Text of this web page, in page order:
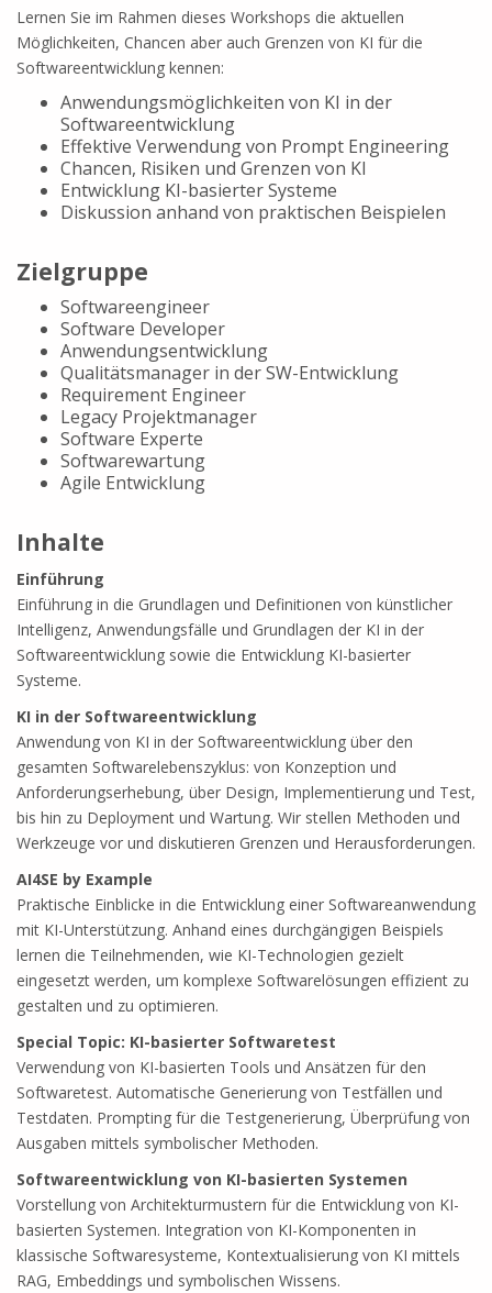
Lernen Sie im Rahmen dieses Workshops die aktuellen
Möglichkeiten, Chancen aber auch Grenzen von KI für die
Softwareentwicklung kennen:
Anwendungsmöglichkeiten von KI in der
Softwareentwicklung
Effektive Verwendung von Prompt Enginee­ring
Chancen, Risiken und Grenzen von KI
Entwicklung KI-basierter Systeme
Diskussion anhand von praktischen Beispielen
Zielgruppe
Softwareengineer
Software Developer
Anwendungsentwicklung
Qualitätsmanager in der SW-Entwicklung
Requirement Engineer
Legacy Projektmanager
Software Experte
Softwarewartung
Agile Entwicklung
Inhalte
Einführung
Einführung in die Grundlagen und Definitionen von künstlicher
Intelligenz, Anwendungsfälle und Grundlagen der KI in der
Softwareentwicklung sowie die Entwicklung KI-basierter
Systeme.
KI in der Softwareentwicklung
Anwendung von KI in der Softwareentwicklung über den
gesamten Softwarelebenszyklus: von Konzeption und
Anforderungserhebung, über Design, Implementierung und Test,
bis hin zu Deployment und Wartung. Wir stellen Methoden und
Werkzeuge vor und diskutieren Grenzen und Herausforderungen.
AI4SE by Example
Praktische Einblicke in die Entwicklung einer Softwareanwendung
mit KI-Unterstützung. Anhand eines durchgängigen Beispiels
lernen die Teilnehmenden, wie KI-Technologien gezielt
eingesetzt werden, um komplexe Softwarelösungen effizient zu
gestalten und zu optimieren.
Special Topic: KI-basierter Softwaretest
Verwendung von KI-basierten Tools und Ansätzen für den
Softwaretest. Automatische Generierung von Testfällen und
Testdaten. Prompting für die Testgenerierung, Überprüfung von
Ausgaben mittels symbolischer Methoden.
Softwareentwicklung von KI-basierten Systemen
Vorstellung von Architekturmustern für die Entwicklung von KI-
basierten Systemen. Integration von KI-Komponenten in
klassische Softwaresysteme, Kontextualisierung von KI mittels
RAG, Embeddings und symbolischen Wissens.